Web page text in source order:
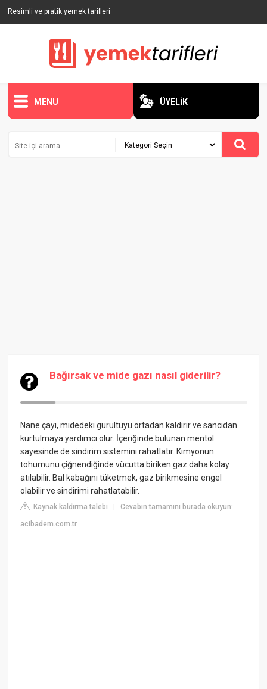
Resimli ve pratik yemek tarifleri
MENU ÜYELİK
Bağırsak ve mide gazı nasıl giderilir?
Nane çayı, midedeki gurultuyu ortadan kaldırır ve sancıdan
kurtulmaya yardımcı olur. İçeriğinde bulunan mentol
sayesinde de sindirim sistemini rahatlatır. Kimyonun
tohumunu çiğnendiğinde vücutta biriken gaz daha kolay
atılabilir. Bal kabağını tüketmek, gaz birikmesine engel
olabilir ve sindirimi rahatlatabilir.
Kaynak kaldırma talebi |Cevabın tamamını burada okuyun:
acibadem.com.tr